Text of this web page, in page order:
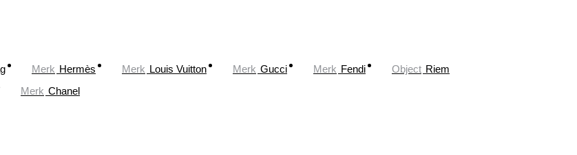
Merk Hermès Merk Louis Vuitton Merk Gucci Merk Fendi Object Riem
Merk Chanel